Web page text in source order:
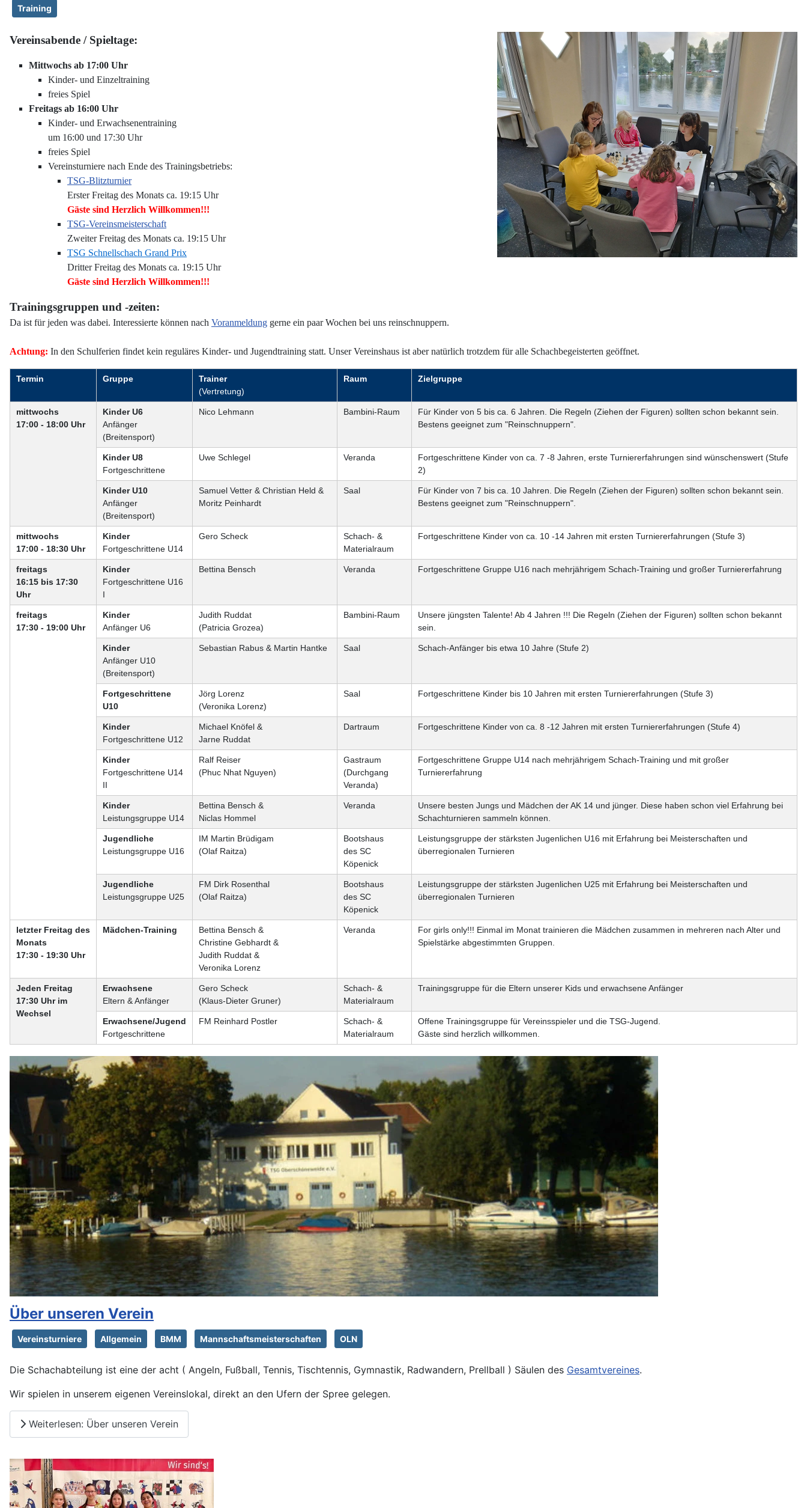
Training
Vereinsabende / Spieltage:
Mittwochs ab 17:00 Uhr
Kinder- und Einzeltraining
freies Spiel
Freitags ab 16:00 Uhr
Kinder- und Erwachsenentraining
um 16:00 und 17:30 Uhr
freies Spiel
Vereinsturniere nach Ende des Trainingsbetriebs:
TSG-Blitzturnier
Erster Freitag des Monats ca. 19:15 Uhr
Gäste sind Herzlich Willkommen!!!
TSG-Vereinsmeisterschaft
Zweiter Freitag des Monats ca. 19:15 Uhr
TSG Schnellschach Grand Prix
Dritter Freitag des Monats ca. 19:15 Uhr
Gäste sind Herzlich Willkommen!!!
Trainingsgruppen und -zeiten:
Da ist für jeden was dabei. Interessierte können nach Voranmeldung gerne ein paar Wochen bei uns reinschnuppern.
Achtung: In den Schulferien findet kein reguläres Kinder- und Jugendtraining statt. Unser Vereinshaus ist aber natürlich trotzdem für alle Schachbegeisterten geöffnet.
Termin Gruppe
Trainer
(Vertretung)
Raum Zielgruppe
mittwochs
17:00 - 18:00 Uhr
Kinder U6
Anfänger
(Breitensport)
Nico Lehmann Bambini-Raum
Für Kinder von 5 bis ca. 6 Jahren. Die Regeln (Ziehen der Figuren) sollten schon bekannt sein.
Bestens geeignet zum "Reinschnuppern".
Kinder U8
Fortgeschrittene
Uwe Schlegel Veranda
Fortgeschrittene Kinder von ca. 7 -8 Jahren, erste Turniererfahrungen sind wünschenswert (Stufe
2)
Kinder U10
Anfänger
(Breitensport)
Samuel Vetter & Christian Held &
Moritz Peinhardt
Saal
Für Kinder von 7 bis ca. 10 Jahren. Die Regeln (Ziehen der Figuren) sollten schon bekannt sein.
Bestens geeignet zum "Reinschnuppern".
mittwochs
17:00 - 18:30 Uhr
Kinder
Fortgeschrittene U14
Gero Scheck
Schach- &
Materialraum
Fortgeschrittene Kinder von ca. 10 -14 Jahren mit ersten Turniererfahrungen (Stufe 3)
freitags
16:15 bis 17:30
Uhr
Kinder
Fortgeschrittene U16
I
Bettina Bensch Veranda Fortgeschrittene Gruppe U16 nach mehrjährigem Schach-Training und großer Turniererfahrung
freitags
17:30 - 19:00 Uhr
Kinder
Anfänger U6
Judith Ruddat
(Patricia Grozea)
Bambini-Raum
Unsere jüngsten Talente! Ab 4 Jahren !!! Die Regeln (Ziehen der Figuren) sollten schon bekannt
sein.
Kinder
Anfänger U10
(Breitensport)
Sebastian Rabus & Martin Hantke Saal Schach-Anfänger bis etwa 10 Jahre (Stufe 2)
Fortgeschrittene
U10
Jörg Lorenz
(Veronika Lorenz)
Saal Fortgeschrittene Kinder bis 10 Jahren mit ersten Turniererfahrungen (Stufe 3)
Kinder
Fortgeschrittene U12
Michael Knöfel &
Jarne Ruddat
Dartraum Fortgeschrittene Kinder von ca. 8 -12 Jahren mit ersten Turniererfahrungen (Stufe 4)
Kinder
Fortgeschrittene U14
II
Ralf Reiser
(Phuc Nhat Nguyen)
Gastraum
(Durchgang
Veranda)
Fortgeschrittene Gruppe U14 nach mehrjährigem Schach-Training und mit großer
Turniererfahrung
Kinder
Leistungsgruppe U14
Bettina Bensch &
Niclas Hommel
Veranda
Unsere besten Jungs und Mädchen der AK 14 und jünger. Diese haben schon viel Erfahrung bei
Schachturnieren sammeln können.
Jugendliche
Leistungsgruppe U16
IM Martin Brüdigam
(Olaf Raitza)
Bootshaus
des SC
Köpenick
Leistungsgruppe der stärksten Jugenlichen U16 mit Erfahrung bei Meisterschaften und
überregionalen Turnieren
Jugendliche
Leistungsgruppe U25
FM Dirk Rosenthal
(Olaf Raitza)
Bootshaus
des SC
Köpenick
Leistungsgruppe der stärksten Jugenlichen U25 mit Erfahrung bei Meisterschaften und
überregionalen Turnieren
letzter Freitag des
Monats
17:30 - 19:30 Uhr
Mädchen-Training
Bettina Bensch &
Christine Gebhardt &
Judith Ruddat &
Veronika Lorenz
Veranda
For girls only!!! Einmal im Monat trainieren die Mädchen zusammen in mehreren nach Alter und
Spielstärke abgestimmten Gruppen.
Jeden Freitag
17:30 Uhr im
Wechsel
Erwachsene
Eltern & Anfänger
Gero Scheck
(Klaus-Dieter Gruner)
Schach- &
Materialraum
Trainingsgruppe für die Eltern unserer Kids und erwachsene Anfänger
Erwachsene/Jugend
Fortgeschrittene
FM Reinhard Postler
Schach- &
Materialraum
Offene Trainingsgruppe für Vereinsspieler und die TSG-Jugend.
Gäste sind herzlich willkommen.
Über unseren Verein
Vereinsturniere Allgemein BMM Mannschaftsmeisterschaften OLN
Die Schachabteilung ist eine der acht ( Angeln, Fußball, Tennis, Tischtennis, Gymnastik, Radwandern, Prellball ) Säulen des Gesamtvereines.
Wir spielen in unserem eigenen Vereinslokal, direkt an den Ufern der Spree gelegen.
Weiterlesen: Über unseren Verein